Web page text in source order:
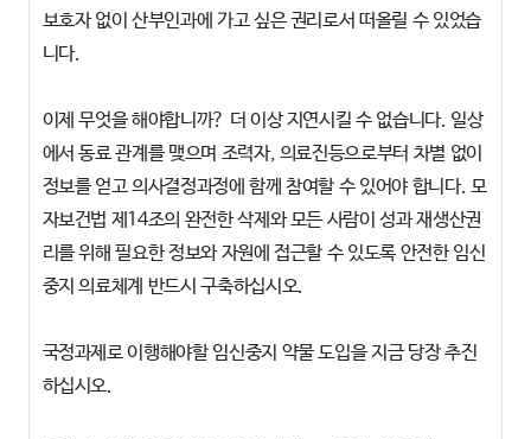
보호자 없이 산부인과에 가고 싶은 권리로서 떠올릴 수 있었습
니다.
이제 무엇을 해야합니까? 더 이상 지연시킬 수 없습니다. 일상
에서 동료 관계를 맺으며 조력자, 의료진등으로부터 차별 없이
정보를 얻고 의사결정과정에 함께 참여할 수 있어야 합니다. 모
자보건법 제14조의 완전한 삭제와 모든 사람이 성과 재생산권
리를 위해 필요한 정보와 자원에 접근할 수 있도록 안전한 임신
중지 의료체계 반드시 구축하십시오.
국정과제로 이행해야할 임신중지 약물 도입을 지금 당장 추진
하십시오.